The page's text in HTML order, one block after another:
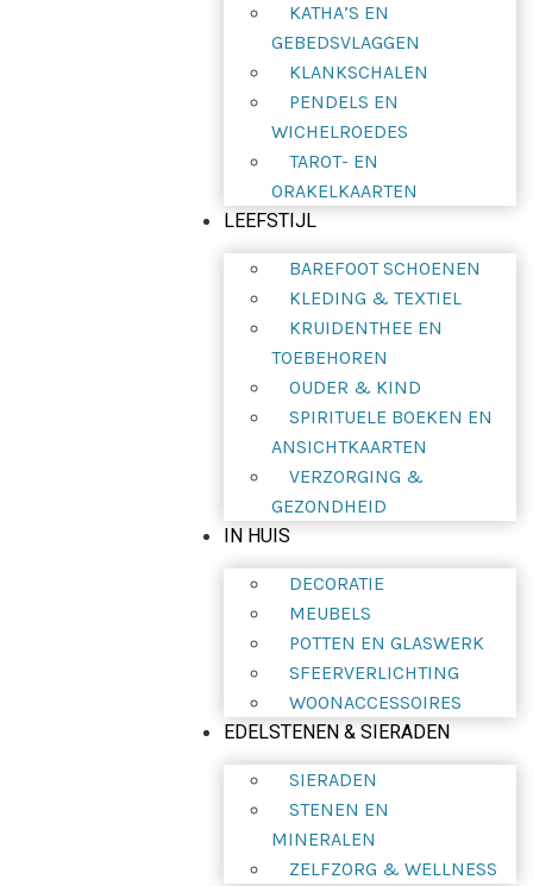
KATHA’S EN
GEBEDSVLAGGEN
KLANKSCHALEN
PENDELS EN
WICHELROEDES
TAROT- EN
ORAKELKAARTEN
LEEFSTIJL
BAREFOOT SCHOENEN
KLEDING & TEXTIEL
KRUIDENTHEE EN
TOEBEHOREN
OUDER & KIND
SPIRITUELE BOEKEN EN
ANSICHTKAARTEN
VERZORGING &
GEZONDHEID
IN HUIS
DECORATIE
MEUBELS
POTTEN EN GLASWERK
SFEERVERLICHTING
WOONACCESSOIRES
EDELSTENEN & SIERADEN
SIERADEN
STENEN EN
MINERALEN
ZELFZORG & WELLNESS